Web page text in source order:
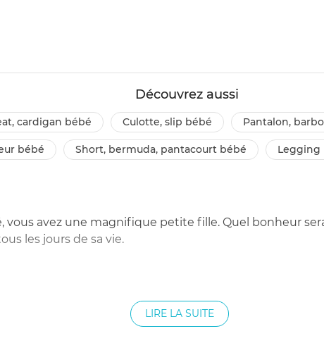
Découvrez aussi
cardigan bébé culotte, slip bébé pantalon,
bébé short, bermuda, pantacourt bébé legging
vous avez une magnifique petite fille. Quel bonheur
les jours de sa vie.
change de la journée, vous aimerez lui faire
LIRE LA SUITE